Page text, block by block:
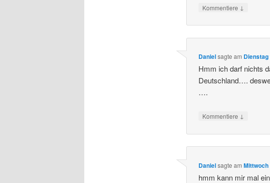
Kommentiere ↓
Danielsagte am
Hmm ich darf nichts
Deutschland….
….
Kommentiere ↓
Danielsagte amMittwoch
hmm kann mir mal